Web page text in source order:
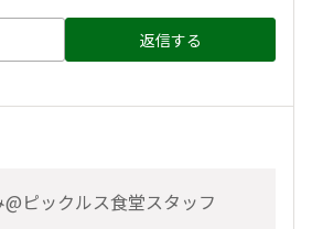
返信する
ピックルス食堂スタッフ